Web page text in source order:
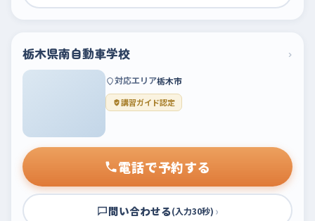
栃木県南自動車学校 ›
対応エリア栃木市
講習ガイド認定
電話で予約する
問い合わせる(入力30秒) ›